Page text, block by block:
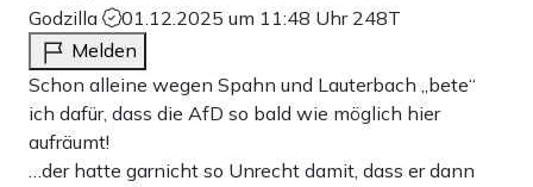
Godzilla
01.12.2025 um 11:48 Uhr 248T
Melden
Schon alleine wegen Spahn und Lauterbach „bete“
ich dafür, dass die AfD so bald wie möglich hier
aufräumt!
…der hatte garnicht so Unrecht damit, dass er dann